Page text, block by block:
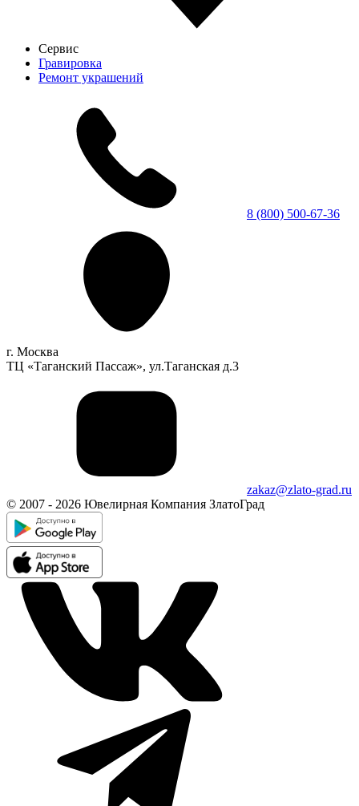
Сервис
Гравировка
Ремонт украшений
8 (800) 500-67-36
г. Москва
ТЦ «Таганский Пассаж», ул.Таганская д.3
zakaz@zlato-grad.ru
© 2007 - 2026 Ювелирная Компания ЗлатоГрад